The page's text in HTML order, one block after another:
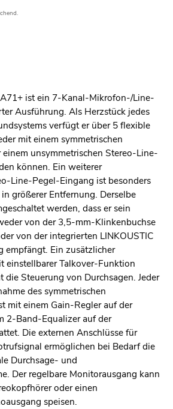
ist ein 7-Kanal-Mikrofon-/Line-
Ausführung. Als Herzstück jedes
verfügt er über 5 flexible
mit einem symmetrischen
unsymmetrischen Stereo-Line-
können. Ein weiterer
Line-Pegel-Eingang ist besonders
größerer Entfernung. Derselbe
werden, dass er sein
von der 3,5-mm-Klinkenbuchse
von der integrierten LINKOUSTIC
empfängt. Ein zusätzlicher
einstellbarer Talkover-Funktion
Steuerung von Durchsagen. Jeder
des symmetrischen
mit einem Gain-Regler auf der
2-Band-Equalizer auf der
Die externen Anschlüsse für
ermöglichen bei Bedarf die
Durchsage- und
Der regelbare Monitorausgang kann
oder einen
speisen.